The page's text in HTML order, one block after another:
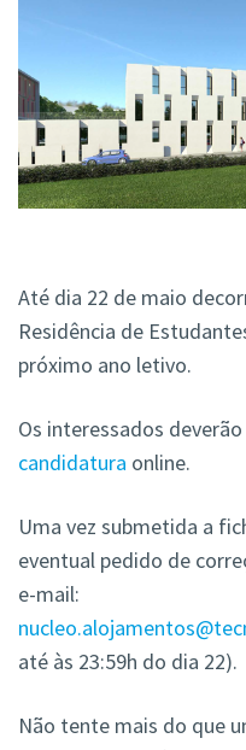
Até dia 22 de maio
Residência de
próximo ano letivo.
Os interessados
candidatura online.
Uma vez submetida a
eventual pedido de
e-mail:
até às 23:59h do dia 22).
Não tente mais do que